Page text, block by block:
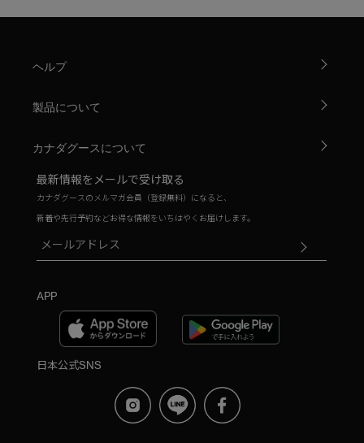
ヘルプ
製品について
カナダグースについて
最新情報をメールで受け取る
カナダグースのメルマガ会員（登録無料）になると、
新着や先行予約などお得な情報をいちはやくお届けします。
APP
日本公式SNS